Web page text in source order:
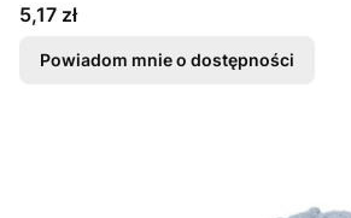
Cena
5,17 zł
Powiadom mnie o dostępności